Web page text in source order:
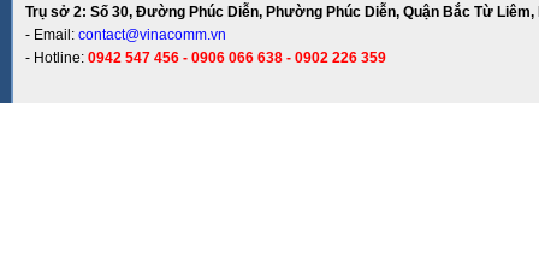
Trụ sở 2: Số 30, Đường Phúc Diễn, Phường Phúc Diễn, Quận Bắc Từ Liêm,
- Email: contact@vinacomm.vn
- Hotline: 0942 547 456 - 0906 066 638 - 0902 226 359